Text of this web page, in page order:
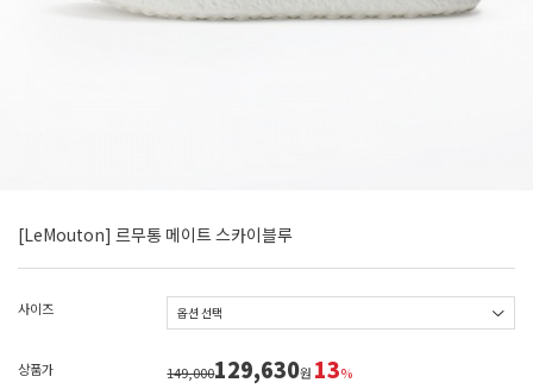
[LeMouton] 르무통 메이트 스카이블루
사이즈
상품가 149,000129,630원 13%